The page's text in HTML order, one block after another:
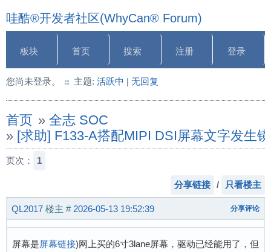
哇酷®开发者社区(WhyCan® Forum)
板块 首页 搜索 注册 登录
您尚未登录。 主题: 活跃中 | 无回复
首页 » 全志 SOC
» [求助] F133-A搭配MIPI DSI屏幕文字发生
页次： 1
分享链接 / 只看楼主
QL2017 楼主 # 2026-05-13 19:52:39 分享评论
屏幕是屏幕链接)网上买的6寸3lane屏幕，驱动已经能用了，但